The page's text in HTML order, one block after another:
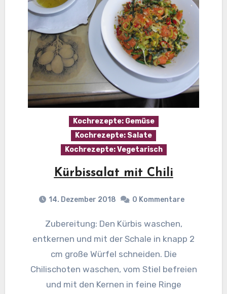
Kochrezepte: Gemüse
Kochrezepte: Salate
Kochrezepte: Vegetarisch
Kürbissalat mit Chili
14. Dezember 2018 0 Kommentare
Zubereitung: Den Kürbis waschen,
entkernen und mit der Schale in knapp 2
cm große Würfel schneiden. Die
Chilischoten waschen, vom Stiel befreien
und mit den Kernen in feine Ringe